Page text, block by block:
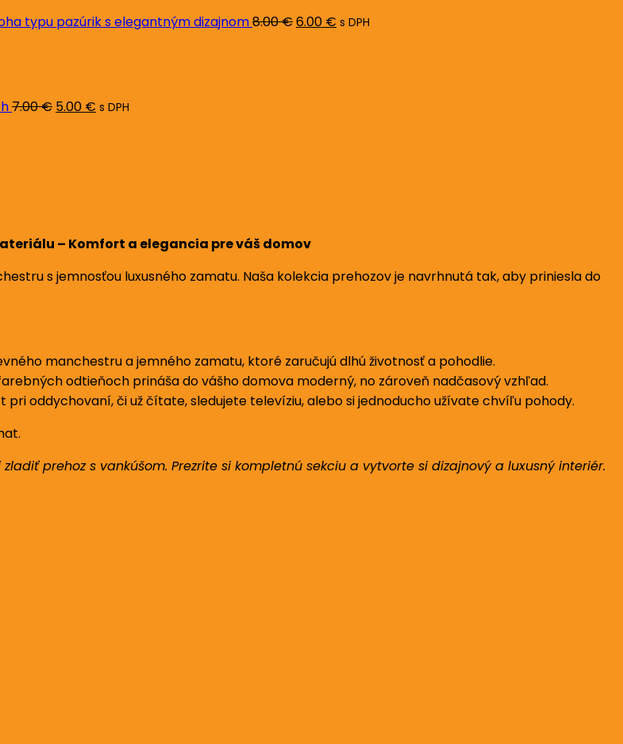
typu pazúrik s elegantným dizajnom8.00€8.00 €.
6.00 € 6.00 €.
s DPH
7.00€ 7.00 €.
5.00 € 5.00 €.
s DPH
– Komfort a elegancia pre váš domov
s jemnosťou luxusného zamatu. Naša kolekcia prehozov je navrhnutá tak, aby priniesla do
manchestru a jemného zamatu, ktoré zaručujú dlhú životnosť a pohodlie.
odtieňoch prináša do vášho domova moderný, no zároveň nadčasový vzhľad.
oddychovaní, či už čítate, sledujete televíziu, alebo si jednoducho užívate chvíľu pohody.
prehoz s vankúšom. Prezrite si kompletnú sekciu a vytvorte si dizajnový a luxusný interiér.